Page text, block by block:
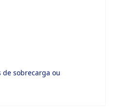
sobrecarga ou